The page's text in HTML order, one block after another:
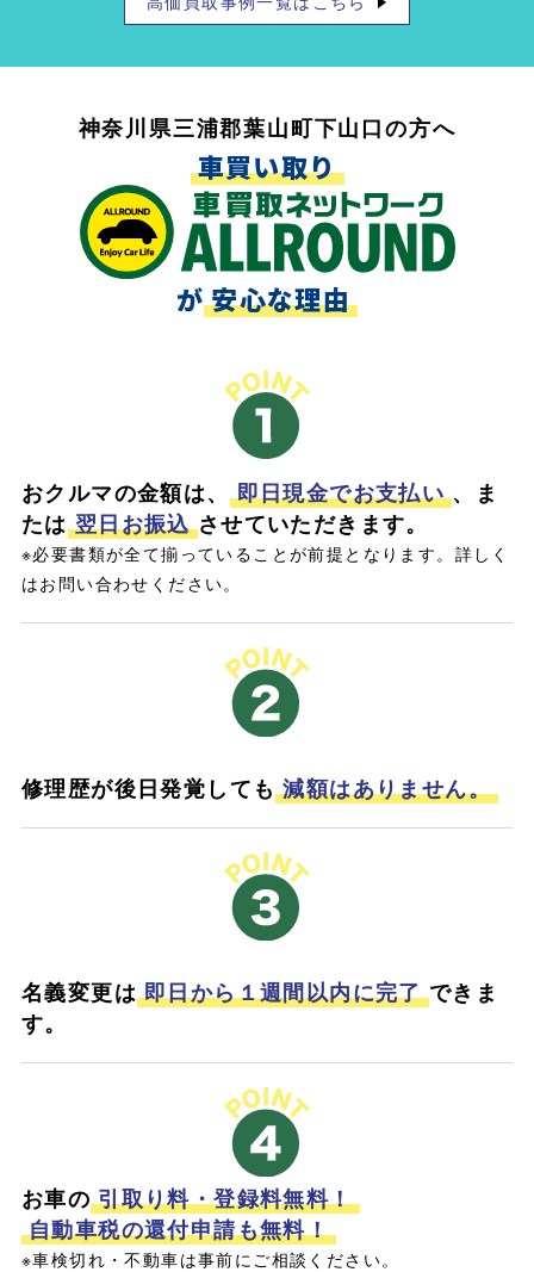
神奈川県三浦郡葉山町下山口の方へ
車買い取り
が安心な理由
おクルマの金額は、 即日現金でお支払い 、ま
たは 翌日お振込 させていただきます。
※必要書類が全て揃っていることが前提となります。詳しく
はお問い合わせください。
修理歴が後日発覚しても 減額はありません。
名義変更は 即日から１週間以内に完了 できま
す。
お車の 引取り料・登録料無料！
自動車税の還付申請も無料！
※車検切れ・不動車は事前にご相談ください。